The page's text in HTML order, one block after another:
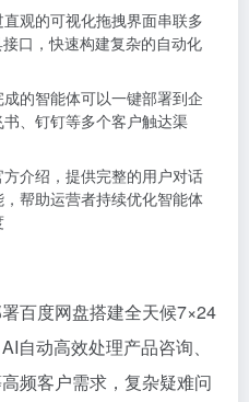
直观的可视化拖拽界面串联多
口，快速构建复杂的自动化
成的智能体可以一键部署到企
、钉钉等多个客户触达渠
方介绍，提供完整的用户对话
帮助运营者持续优化智能体
署百度网盘搭建全天候7×24
自动高效处理产品咨询、
频客户需求，复杂疑难问